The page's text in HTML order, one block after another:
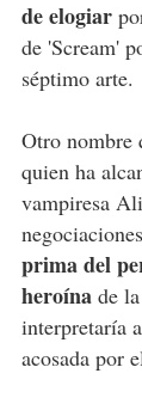
de elogiar
de 'Scream'
séptimo arte.
Otro nombre
quien ha
vampiresa
prima del
heroínade la
interpretaría
acosada por